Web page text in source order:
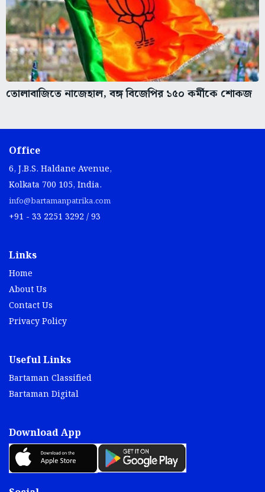
তোলাবাজিতে নাজেহাল, বঙ্গ বিজেপির ১৫০ কর্মীকে শোকজ
Office
6, J.B.S. Haldane Avenue,
Kolkata 700 105, India.
info@bartamanpatrika.com
+91 - 33 2251 3292 / 93
Links
Home
About Us
Contact Us
Privacy Policy
Useful Links
Bartaman Classified
Bartaman Digital
Download App